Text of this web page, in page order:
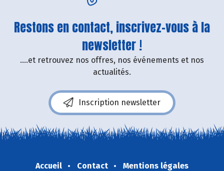
Restons en contact, inscrivez-vous à la
newsletter !
....et retrouvez nos offres, nos événements et nos
actualités.
Inscription newsletter
Accueil Contact
Mentions légales